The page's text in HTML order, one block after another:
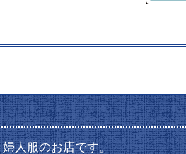
人服のお店です。